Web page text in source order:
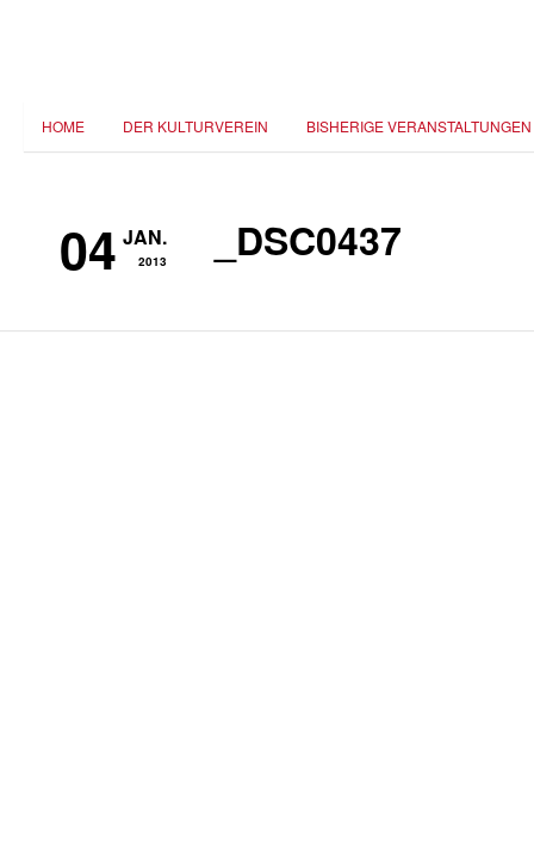
HOME DER KULTURVEREIN BISHERIGE VERANSTALTUNGEN
04 JAN.
2013 _DSC0437